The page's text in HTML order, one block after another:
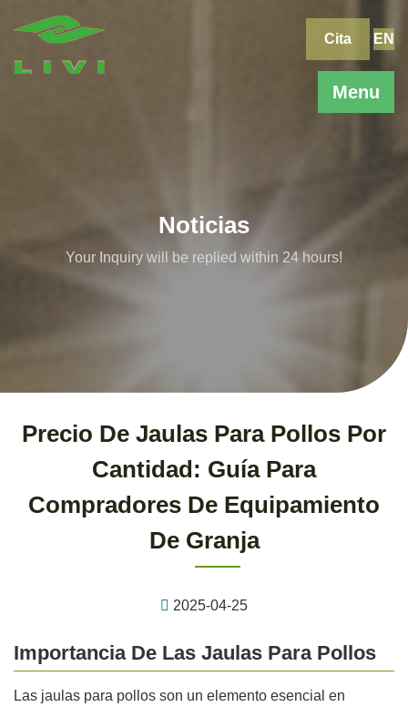
Menu
Cita EN
Noticias
Your Inquiry will be replied within 24 hours!
Precio De Jaulas Para Pollos Por
Cantidad: Guía Para
Compradores De Equipamiento
De Granja
2025-04-25
Importancia De Las Jaulas Para Pollos
Las jaulas para pollos son un elemento esencial en